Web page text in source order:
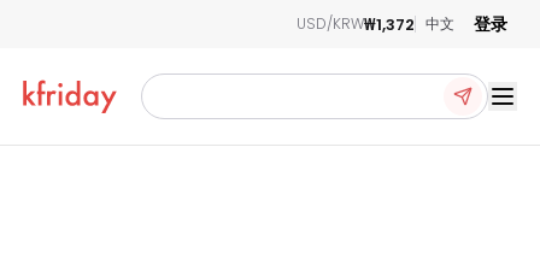
USD/KRW₩1,372 中文 登录